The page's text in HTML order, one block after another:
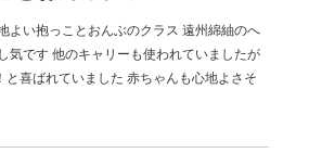
よい抱っことおんぶのクラス 遠州綿紬のへ
気です 他のキャリーも使われていましたが
と喜ばれていました 赤ちゃんも心地よさそ